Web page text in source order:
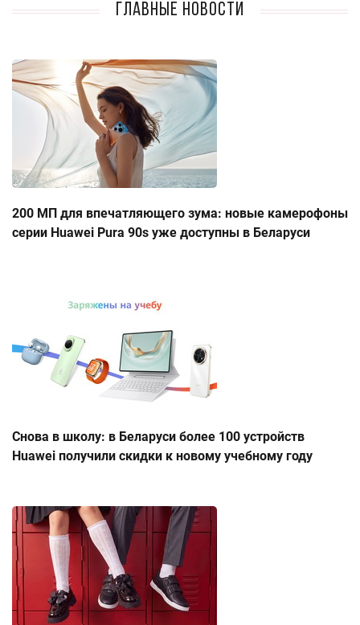
Главные новости
200 МП для впечатляющего зума: новые камерофоны
серии Huawei Pura 90s уже доступны в Беларуси
Снова в школу: в Беларуси более 100 устройств
Huawei получили скидки к новому учебному году